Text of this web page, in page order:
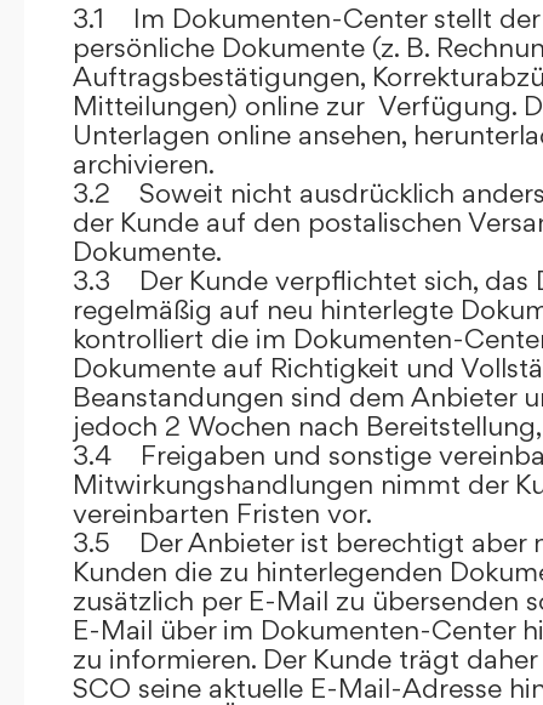
3.1 Im Dokumenten-Center stellt
persönliche Dokumente (z. B.
Auftragsbestätigungen,
Mitteilungen) online zur Verfügung.
Unterlagen online ansehen,
archivieren.
3.2 Soweit nicht ausdrücklich
der Kunde auf den postalischen
Dokumente.
3.3 Der Kunde verpflichtet sich, das
regelmäßig auf neu hinterlegte
kontrolliert die im Dokumenten-
Dokumente auf Richtigkeit und
Beanstandungen sind dem Anbieter
jedoch 2 Wochen nach
3.4 Freigaben und sonstige
Mitwirkungshandlungen nimmt der
vereinbarten Fristen vor.
3.5 Der Anbieter ist berechtigt aber
Kunden die zu hinterlegenden
zusätzlich per E-Mail zu übersenden
E-Mail über im Dokumenten-Center
zu informieren. Der Kunde trägt
SCO seine aktuelle E-Mail-Adresse